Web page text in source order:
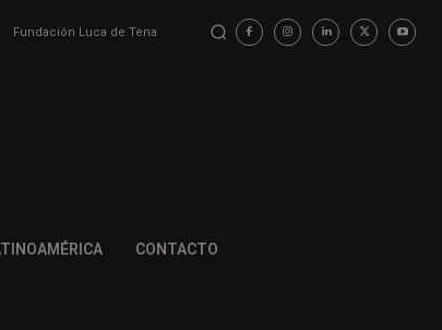
Fundación Luca de Tena
CONTACTO